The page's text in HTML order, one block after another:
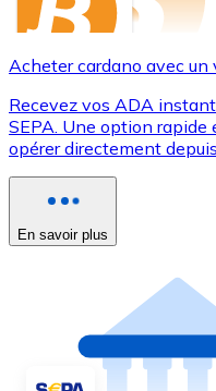
Acheter cardano avec
Recevez vos ADA
SEPA. Une option rapide
opérer directement
En savoir plus